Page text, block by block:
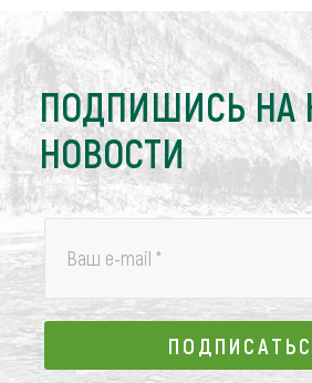
ПОДПИШИСЬ НА
НОВОСТИ
Ваш e-mail *